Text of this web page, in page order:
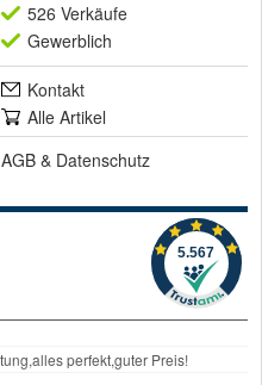
526 Verkäufe
Gewerblich
Kontakt
Alle Artikel
AGB & Datenschutz